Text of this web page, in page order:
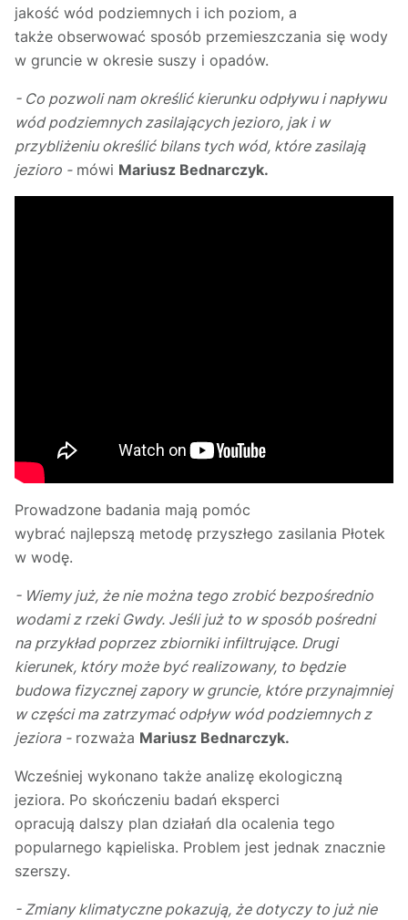
jakość wód podziemnych i ich poziom, a
także obserwować sposób przemieszczania się wody
w gruncie w okresie suszy i opadów.
- Co pozwoli nam określić kierunku odpływu i napływu
wód podziemnych zasilających jezioro, jak i w
przybliżeniu określić bilans tych wód, które zasilają
jezioro -mówi Mariusz Bednarczyk.
Prowadzone badania mają pomóc
wybrać najlepszą metodę przyszłego zasilania Płotek
w wodę.
- Wiemy już, że nie można tego zrobić bezpośrednio
wodami z rzeki Gwdy. Jeśli już to w sposób pośredni
na przykład poprzez zbiorniki infiltrujące. Drugi
kierunek, który może być realizowany, to będzie
budowa fizycznej zapory w gruncie, które przynajmniej
w części ma zatrzymać odpływ wód podziemnych z
jeziora -rozważa Mariusz Bednarczyk.
Wcześniej wykonano także analizę ekologiczną
jeziora. Po skończeniu badań eksperci
opracują dalszy plan działań dla ocalenia tego
popularnego kąpieliska. Problem jest jednak znacznie
szerszy.
- Zmiany klimatyczne pokazują, że dotyczy to już nie